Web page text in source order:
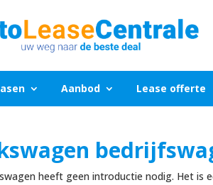
Aanbod Lease offerte
heeft geen introductie nodig. Het is